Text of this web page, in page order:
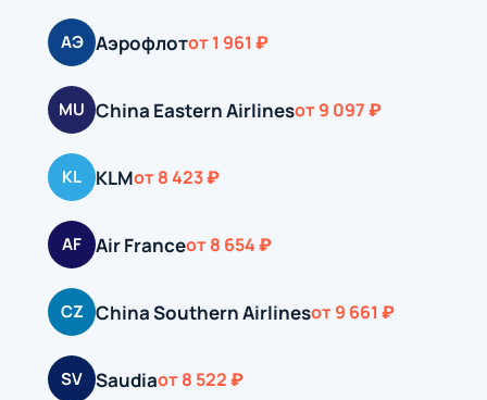
АЭ Аэрофлотот 1 961 ₽
MU China Eastern Airlinesот 9 097 ₽
KL KLMот 8 423 ₽
AF Air Franceот 8 654 ₽
CZ China Southern Airlinesот 9 661 ₽
SV Saudiaот 8 522 ₽